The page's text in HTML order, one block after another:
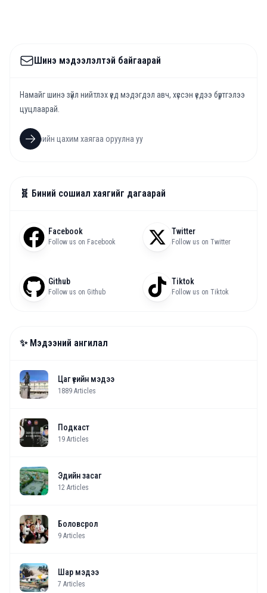
Шинэ мэдээлэлтэй байгаарай
Намайг шинэ зүйл нийтлэх үед мэдэгдэл авч, хүссэн үедээ бүртгэлээ
цуцлаарай.
🧬 Биний сошиал хаягийг дагаарай
Facebook
Follow us on Facebook
Twitter
Follow us on Twitter
Github
Follow us on Github
Tiktok
Follow us on Tiktok
✨ Мэдээний ангилал
Цаг үеийн мэдээ
1889 Articles
Подкаст
19 Articles
Эдийн засаг
12 Articles
Боловсрол
9 Articles
Шар мэдээ
7 Articles